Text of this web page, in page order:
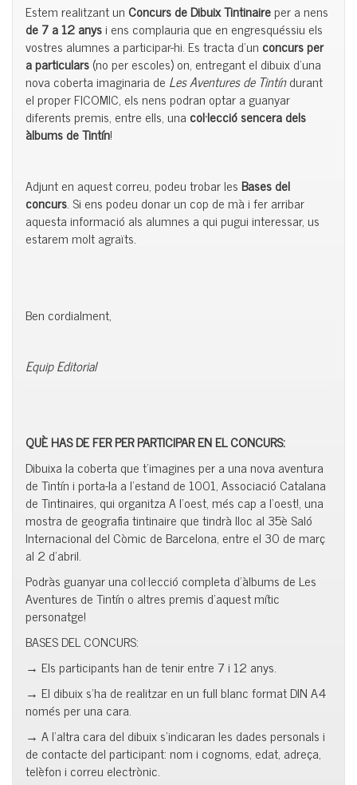
Estem realitzant un Concurs de Dibuix Tintinaireper a nens
de 7 a 12 anysi ens complauria que en engresquéssiu els
vostres alumnes a participar-hi. Es tracta d’un concurs per
a particulars(no per escoles) on, entregant el dibuix d’una
nova coberta imaginaria de Les Aventures de Tintíndurant
el proper FICOMIC, els nens podran optar a guanyar
diferents premis, entre ells, una col·lecció sencera dels
àlbums de Tintín!
Adjunt en aquest correu, podeu trobar les Bases del
concurs. Si ens podeu donar un cop de mà i fer arribar
aquesta informació als alumnes a qui pugui interessar, us
estarem molt agraïts.
Ben cordialment,
Equip Editorial
QUÈ HAS DE FER PER PARTICIPAR EN EL CONCURS:
Dibuixa la coberta que t’imagines per a una nova aventura
de Tintín i porta-la a l’estand de 1001, Associació Catalana
de Tintinaires, qui organitza A l’oest, més cap a l’oest!, una
mostra de geografia tintinaire que tindrà lloc al 35è Saló
Internacional del Còmic de Barcelona, entre el 30 de març
al 2 d’abril.
Podràs guanyar una col·lecció completa d’àlbums de Les
Aventures de Tintín o altres premis d’aquest mític
personatge!
BASES DEL CONCURS:
→ Els participants han de tenir entre 7 i 12 anys.
→ El dibuix s’ha de realitzar en un full blanc format DIN A4
només per una cara.
→ A l’altra cara del dibuix s’indicaran les dades personals i
de contacte del participant: nom i cognoms, edat, adreça,
telèfon i correu electrònic.